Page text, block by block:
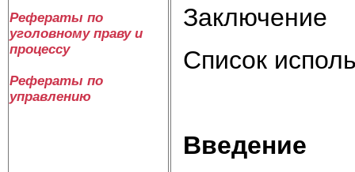
Рефераты по
уголовному праву и
процессу
Рефераты по
управлению
Заключение
Список
Введение